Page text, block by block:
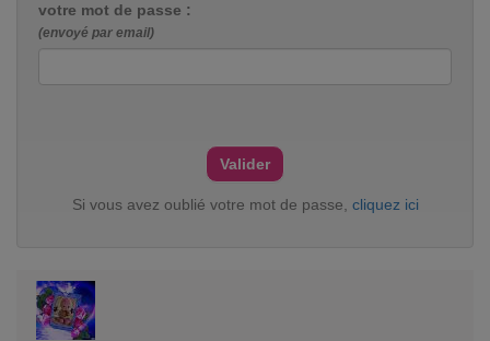
votre mot de passe :
(envoyé par email)
Si vous avez oublié votre mot de passe, cliquez ici